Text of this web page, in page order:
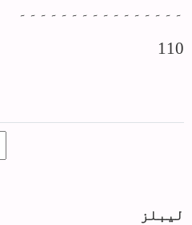
۔۔۔۔۔۔۔۔۔۔۔۔۔۔۔۔
110
لیبلز